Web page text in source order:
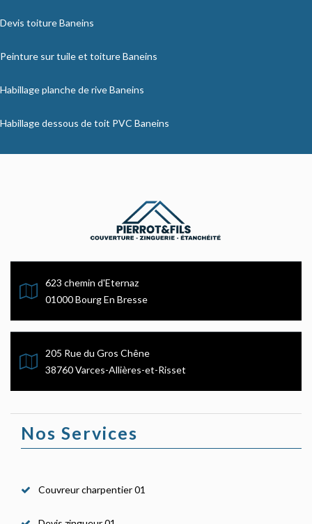
Devis toiture Baneins
Peinture sur tuile et toiture Baneins
Habillage planche de rive Baneins
Habillage dessous de toit PVC Baneins
623 chemin d'Eternaz
01000 Bourg En Bresse
205 Rue du Gros Chêne
38760 Varces-Allières-et-Risset
Nos Services
Couvreur charpentier 01